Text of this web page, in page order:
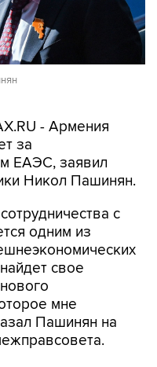
- Армения
за
ЕАЭС, заявил
Никол Пашинян.
с
одним из
свое
мне
Пашинян на